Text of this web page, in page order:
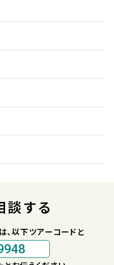
談する
、以下ツアーコードと